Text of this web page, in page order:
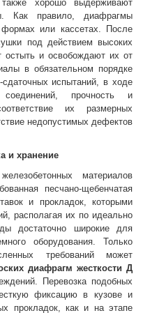
хорошо выдерживают
Как правило, диафрагмы
формах или кассетах. После
под действием высоких
остыть и освобождают их от
в обязательном порядке
испытаний, в ходе
соединений, прочность и
их размерных
недопустимых дефектов
и хранение
материалов
песчано-щебенчатая
и прокладок, которыми
располагая их по идеально
достаточно широкие для
оборудования. Только
требований может
диафрагм жесткости Д
Перевозка подобных
фиксацию в кузове и
прокладок, как и на этапе